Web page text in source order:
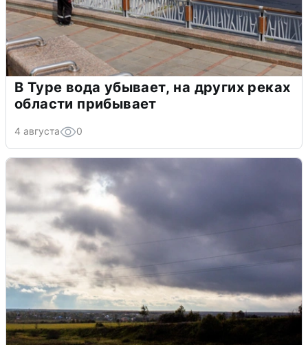
В Туре вода убывает, на других реках
области прибывает
4 августа 0